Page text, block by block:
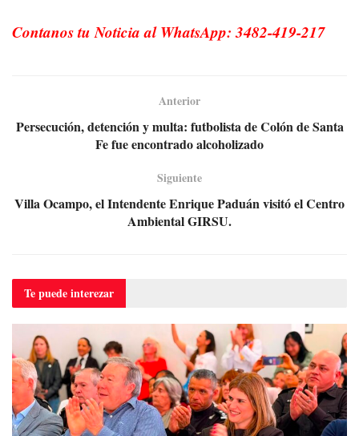
Contanos tu Noticia al WhatsApp: 3482-419-217
Anterior
Persecución, detención y multa: futbolista de Colón de Santa
Fe fue encontrado alcoholizado
Siguiente
Villa Ocampo, el Intendente Enrique Paduán visitó el Centro
Ambiental GIRSU.
Te puedeinterezar